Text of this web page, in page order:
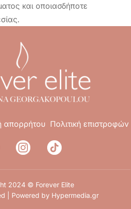
και οποιασδήποτε
απορρήτου Πολιτική επιστροφών
2024 © Forever Elite
| Powered by Hypermedia.gr